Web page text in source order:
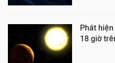
Phát
18 giờ